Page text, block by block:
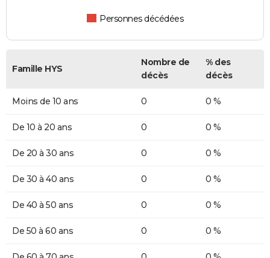
Personnes décédées
Famille HYS
Nombre de
décès
% des
décès
Moins de 10 ans 0 0 %
De 10 à 20 ans 0 0 %
De 20 à 30 ans 0 0 %
De 30 à 40 ans 0 0 %
De 40 à 50 ans 0 0 %
De 50 à 60 ans 0 0 %